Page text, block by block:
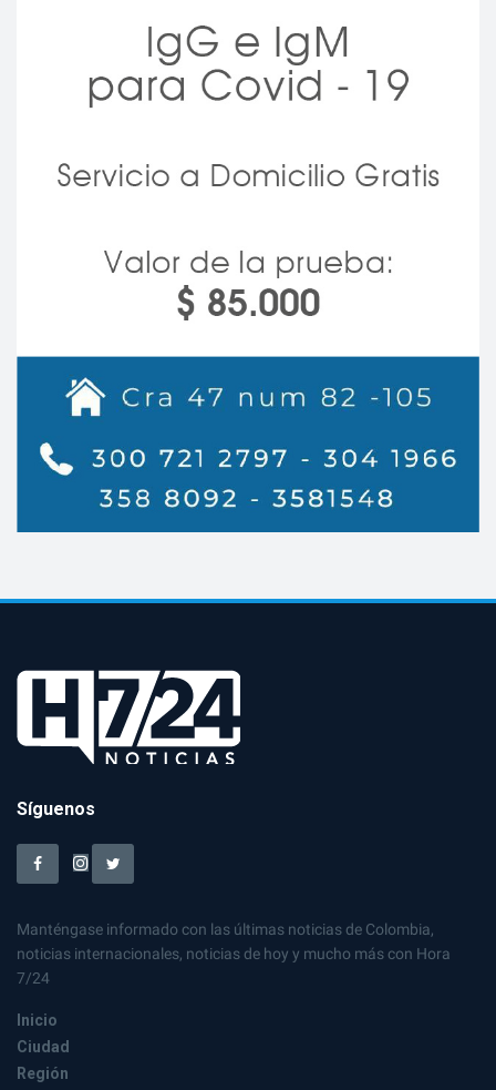
Síguenos
Manténgase informado con las últimas noticias de Colombia,
noticias internacionales, noticias de hoy y mucho más con Hora
7/24
Inicio
Ciudad
Región